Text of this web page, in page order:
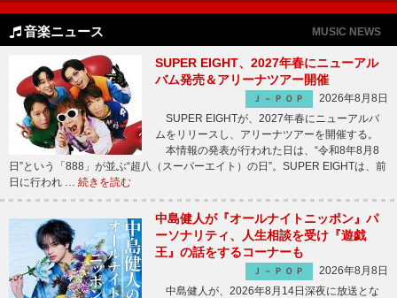
音楽ニュース MUSIC NEWS
SUPER EIGHT、2027年春にニューアル
バム発売＆アリーナツアー開催
Ｊ－ＰＯＰ
2026年8月8日
SUPER EIGHTが、2027年春にニューアルバ
ムをリリースし、アリーナツアーを開催する。
本情報の発表が行われた日は、“令和8年8月8
日”という「888」が並ぶ“超八（スーパーエイト）の日”。SUPER EIGHTは、前
日に行われ … 続きを読む
中島健人が『オールナイトニッポン』パ
ーソナリティ、人生相談を受け『遊戯
王』の話をするコーナーも
Ｊ－ＰＯＰ
2026年8月8日
中島健人が、2026年8月14日深夜に放送とな